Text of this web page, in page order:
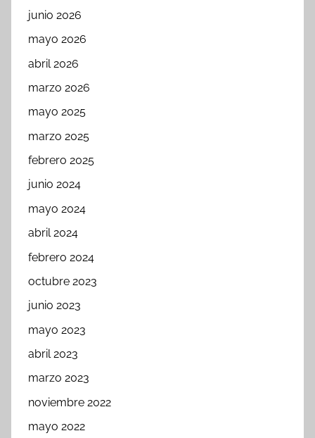
junio 2026
mayo 2026
abril 2026
marzo 2026
mayo 2025
marzo 2025
febrero 2025
junio 2024
mayo 2024
abril 2024
febrero 2024
octubre 2023
junio 2023
mayo 2023
abril 2023
marzo 2023
noviembre 2022
mayo 2022